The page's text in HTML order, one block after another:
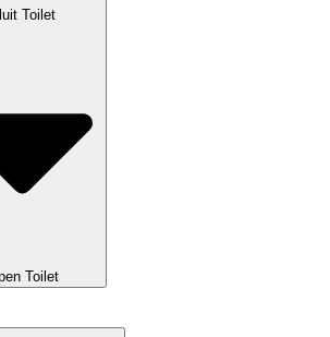
Toilet
Toilet